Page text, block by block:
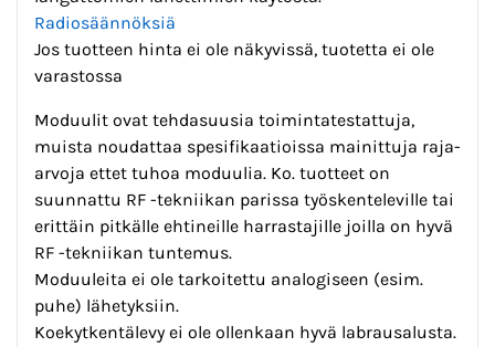
Radiosäännöksiä
Jos tuotteen hinta ei ole näkyvissä, tuotetta ei ole
varastossa
Moduulit ovat tehdasuusia toimintatestattuja,
muista noudattaa spesifikaatioissa mainittuja raja-
arvoja ettet tuhoa moduulia. Ko. tuotteet on
suunnattu RF -tekniikan parissa työskenteleville tai
erittäin pitkälle ehtineille harrastajille joilla on hyvä
RF -tekniikan tuntemus.
Moduuleita ei ole tarkoitettu analogiseen (esim.
puhe) lähetyksiin.
Koekytkentälevy ei ole ollenkaan hyvä labrausalusta.